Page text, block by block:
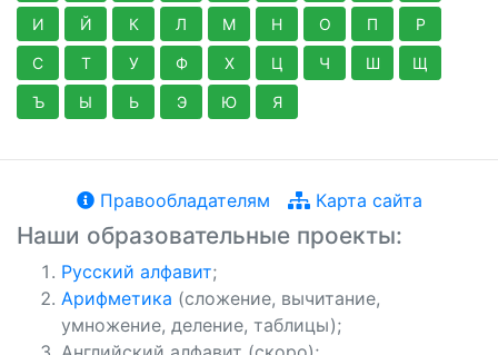
И Й К Л М Н О П Р
С Т У Ф Х Ц Ч Ш Щ
Ъ Ы Ь Э Ю Я
Правообладателям Карта сайта
Наши образовательные проекты:
Русский алфавит;
Арифметика (сложение, вычитание,
умножение, деление, таблицы);